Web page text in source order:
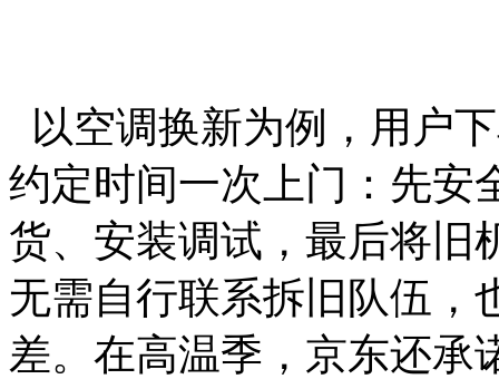
以空调换新为例，用户
约定时间一次上门：先安
货、安装调试，最后将旧
无需自行联系拆旧队伍，
差。在高温季，京东还承